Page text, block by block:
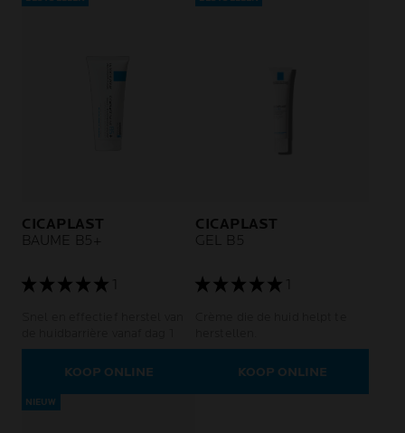
CICAPLAST
BAUME B5+
1
KOOP ONLINE
CICAPLAST
GEL B5
1
KOOP ONLINE
NIEUW